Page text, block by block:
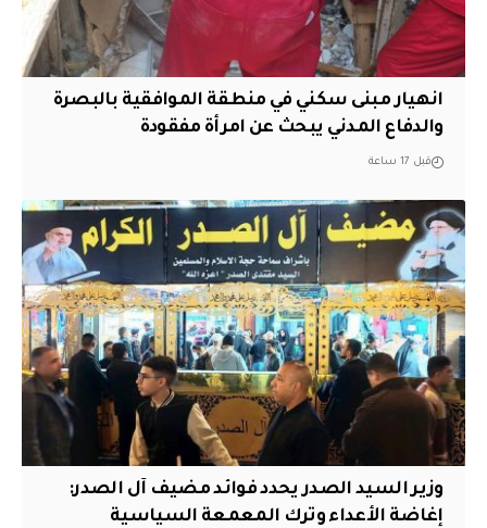
انهيار مبنى سكني في منطقة الموافقية بالبصرة
والدفاع المدني يبحث عن امرأة مفقودة
قبل 17 ساعة
وزير السيد الصدر يحدد فوائد مضيف آل الصدر:
إغاضة الأعداء وترك المعمعة السياسية